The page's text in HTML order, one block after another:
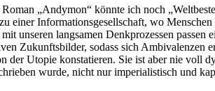
„Andymon“ könnte ich noch
einer Informationsgesellschaft, wo
unseren langsamen Denkprozessen
Zukunftsbilder, sodass sich Ambivalenzen
der Utopie konstatieren. Sie ist aber nie voll
wurde, nicht nur imperialistisch und